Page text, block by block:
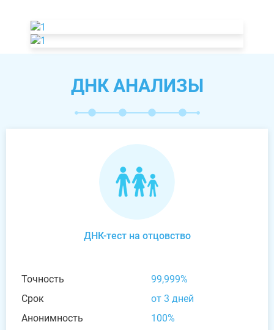
ДНК АНАЛИЗЫ
ДНК-тест на отцовство
Точность
99,999%
Срок
от 3 дней
Анонимность
100%